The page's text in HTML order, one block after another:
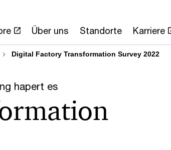
Über uns Standorte Karriere
Digital Factory Transformation Survey 2022
hapert es